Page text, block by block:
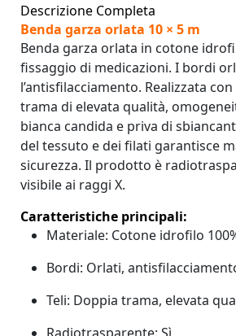
Descrizione Completa
Benda garza orlata 10 × 5 m
Benda garza orlata in cotone
fissaggio di medicazioni. I bordi
l’antisfilacciamento. Realizzata
trama di elevata qualità,
bianca candida e priva di
del tessuto e dei filati garantisce
sicurezza. Il prodotto è
visibile ai raggi X.
Caratteristiche principali:
Materiale: Cotone idrofilo
Bordi: Orlati,
Teli: Doppia trama, elevata